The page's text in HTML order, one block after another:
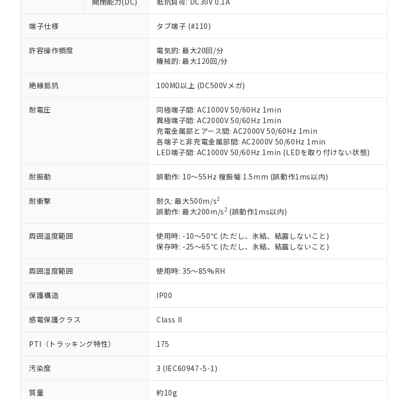
端子仕様 タブ端子 (#110)
許容操作頻度
電気的: 最大20回/分
機械的: 最大120回/分
絶縁抵抗 100MΩ以上 (DC500Vメガ)
耐電圧
同極端子間: AC1000V 50/60Hz 1min
異極端子間: AC2000V 50/60Hz 1min
充電金属部とアース間: AC2000V 50/60Hz 1min
各端子と非充電金属部間: AC2000V 50/60Hz 1min
LED端子間: AC1000V 50/60Hz 1min (LEDを取り付けない状態)
耐振動 誤動作: 10～55Hz 複振幅 1.5mm (誤動作1ms以内)
耐衝撃 耐久: 最大500m/s2
誤動作: 最大200m/s2(誤動作1ms以内)
周囲温度範囲
使用時: -10～50℃ (ただし、氷結、結露しないこと)
保存時: -25～65℃ (ただし、氷結、結露しないこと)
周囲湿度範囲 使用時: 35～85%RH
保護構造 IP00
感電保護クラス Class II
PTI（トラッキング特性） 175
汚染度 3 (IEC60947-5-1)
質量 約10g
以下の条件をお読みいただき、同意のうえご利用ください。
本サービスは、当社制御機器事業取扱商品の当社在庫状況およ
くものです。
当社制御機器事業取扱商品の中には、本サービスの対象外とな
在庫状況および標準価格照会結果は、記載している更新日時点で
のであり、閲覧された時点での実際の在庫および標準価格とは異
い。
正式な納期状況および標準価格はお客様のお取引先、またはお客
当社販売員にご相談ください。
オムロン制御機器販売店や当社販売拠点は「
在庫状況および標準価格結果を当社の事前の承諾なく第三者に
す。
マイパーツ機能（部品リスト作成サービス）をご利用いただく
お客様が当ウェブサイト上で当社にご登録された部品リストにつ
が、当社の製品・サービスに関するお客様との取引・商談に必要
さい。
※当社の共同利用者とは、"個人情報の共同利用に関して"
いる法人を指します。
があります。
鉛(Pb) 1000ppm以下、 水銀(Hg) 1000ppm以下、 カドミウム(Cd) 100ppm以下、
六価クロム(Cr(Ⅵ)) 1000ppm以下、ポリ臭化ビフェニル類(PBB) 1000ppm以下、ポリ臭化
フタル酸ビス(2-エチルヘキシル) (DEHP)(別名：DOP) 1000ppm以下、フタル酸ブチルベ
ル（DBP） 1000ppm以下、フタル酸ジイソブチル (DIBP) 1000ppm以下
フタル酸エステル類の４物質については閾値を超える意図的な使用がないことを確認して
※2 対応予定月
部品在庫の切り替え状況などにより、予定月が前後することがあります
※3 非含有証明書ダウンロード
下記の非含有証明書をダウンロードすることができます。
EU RoHS指令（10物質）の非含有証明書
51物質の非含有証明書（当社基準）
※本証明書は発行日時点で非含有を証明するもので、過去に遡って非
また、RoHS指令のフタル酸エステル類４物質の対応では、対応完了
混在することから備考欄に対応日を記載しておりました。
既に当社にて対応品への在庫切替を完了していることから、特段の
※1 中国RoHS○×表
「○」：最大均質材料含有率が中国RoHSの基準値以下であることを示
「×」：最大均質材料含有率が中国RoHSの基準値を超えていることを
「－」：未確認です。当社販売部門へお問い合わせください。
Cr(Ⅵ)(六価クロム) : 1000ppm、 PBBs(ポリ臭化ビフェニル類) : 1000ppm、 PBDEs(ポリ
DEHP(フタル酸ビス(2-エチルヘキシル)) : 1000ppm
※2 環境保護使用期限
「ｅ」：有害物質（10物質）のすべてが基準値以下であることを示しま
「10」：通常の使用状況下において有害物質が外部に漏えいし、環境
味します。
「－」：未確認です。当社販売部門へお問い合わせください。
う）を輸出または国外への提供する場合は、日本国政府の輸出
などの必要な手続きをとります。
当社は規制貨物を破棄する場合は、完全に破砕するなど、違法に
ます。
当社は貴社製品を、核兵器、ミサイル、化学兵器、生物兵器また
置等に一切使用いたしません。
当社は、貴社製品を第三者に販売する場合は、上記1、2および3
また当社は、販売先および販売に係わる関係者が違法に輸出する
たしません。
記
説明
一定数以上の在庫あり
△ 一定数には満たないが在庫あり
－
在庫なし(最新の在庫状況については、お客様のお取引先、
機器販売店・当社販売員にご確認ください)
空
白
受注生産機種、また在庫状況の情報を公開していない機種